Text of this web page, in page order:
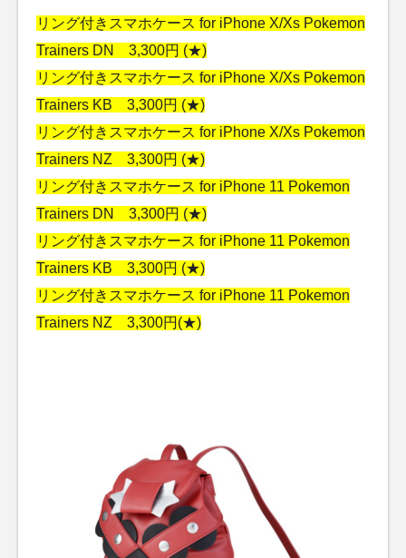
リング付きスマホケース for iPhone X/Xs Pokemon
Trainers DN 3,300円 (★)
リング付きスマホケース for iPhone X/Xs Pokemon
Trainers KB 3,300円 (★)
リング付きスマホケース for iPhone X/Xs Pokemon
Trainers NZ 3,300円 (★)
リング付きスマホケース for iPhone 11 Pokemon
Trainers DN 3,300円 (★)
リング付きスマホケース for iPhone 11 Pokemon
Trainers KB 3,300円 (★)
リング付きスマホケース for iPhone 11 Pokemon
Trainers NZ 3,300円(★)